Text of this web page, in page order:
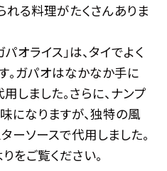
れる料理がたくさんありま
オライス」は、タイでよく
。ガパオはなかなか手に
しました。さらに、ナンプ
になりますが、独特の風
ーソースで代用しました。
をご覧ください。